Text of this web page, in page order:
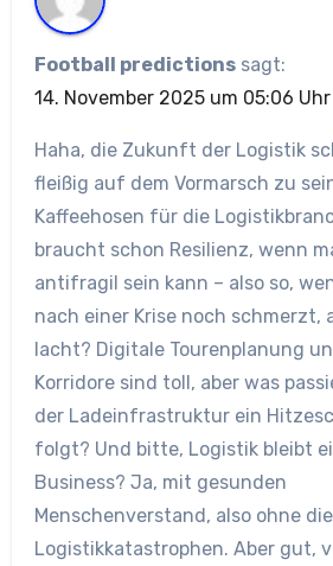
Football predictions sagt:
14. November 2025 um 05:06 Uhr
Haha, die Zukunft der Logistik
fleißig auf dem Vormarsch zu
Kaffeehosen für die
braucht schon Resilienz, wenn
antifragil sein kann – also so,
nach einer Krise noch schmerzt,
lacht? Digitale Tourenplanung
Korridore sind toll, aber was
der Ladeinfrastruktur ein
folgt? Und bitte, Logistik bleibt
Business? Ja, mit gesunden
Menschenverstand, also ohne
Logistikkatastrophen. Aber gut,